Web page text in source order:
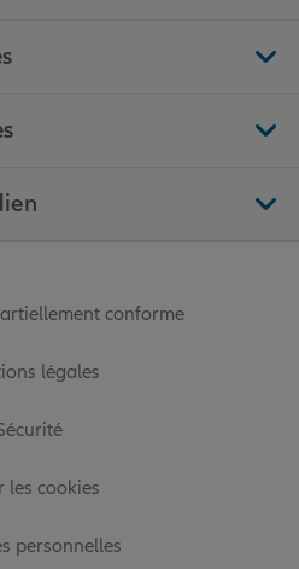
conforme
légales
les cookies
personnelles